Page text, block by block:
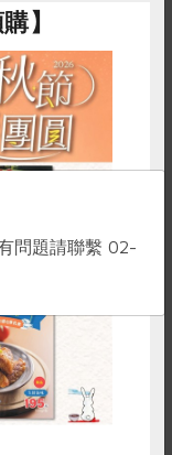
桌遊體驗
】
問題請聯繫 02-